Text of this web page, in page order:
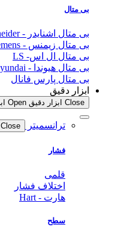
بی متال
بی متال اشنایدر - Schneider
بی متال زیمنس - Siemens
بی متال ال اس- LS
بی متال هیوندا - Hyundai
بی متال پارس فانال
ابزار دقیق
Close ابزار دقیق Open ابزار دقیق
ترانسمیتر Close ترانسمیتر
فشار
قلمی
اختلاف فشار
هارت - Hart
سطح